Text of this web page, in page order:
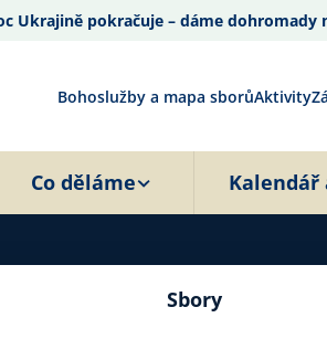
Ukrajině pokračuje – dáme dohromady
Bohoslužby a mapa sborůAktivity
Co děláme Kalendář
Sbory